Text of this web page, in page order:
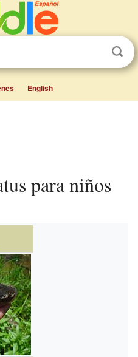
English
para niños